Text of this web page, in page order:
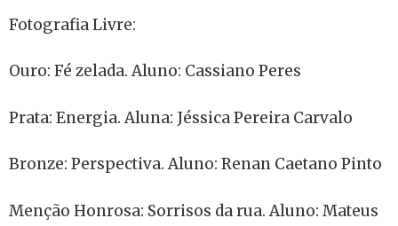
Fotografia Livre:
Ouro: Fé zelada. Aluno: Cassiano Peres
Prata: Energia. Aluna: Jéssica Pereira Carvalo
Bronze: Perspectiva. Aluno: Renan Caetano Pinto
Menção Honrosa: Sorrisos da rua. Aluno: Mateus